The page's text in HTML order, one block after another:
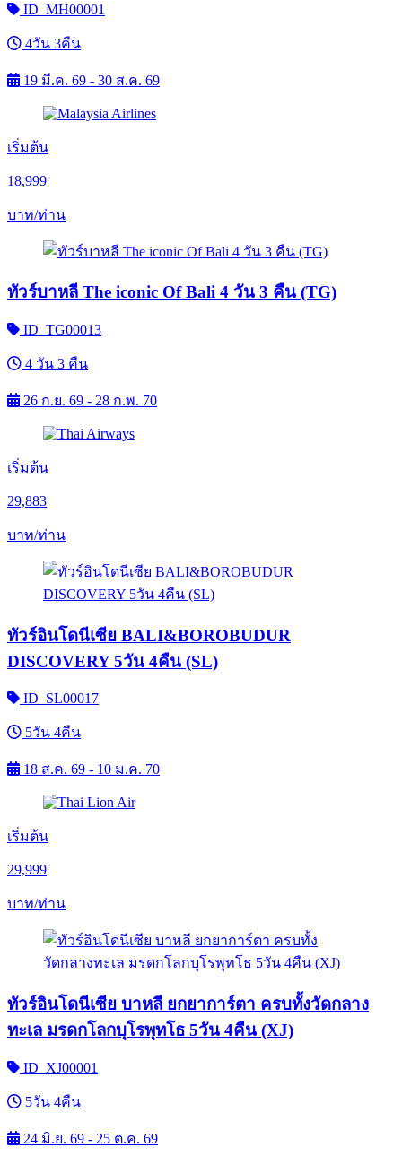
ID_MH00001
4วัน 3คืน
19 มี.ค. 69 - 30 ส.ค. 69
เริ่มต้น
18,999
บาท/ท่าน
ทัวร์บาหลี The iconic Of Bali 4 วัน 3 คืน (TG)
ID_TG00013
4 วัน 3 คืน
26 ก.ย. 69 - 28 ก.พ. 70
เริ่มต้น
29,883
บาท/ท่าน
ทัวร์อินโดนีเซีย BALI&BOROBUDUR
DISCOVERY 5วัน 4คืน (SL)
ID_SL00017
5วัน 4คืน
18 ส.ค. 69 - 10 ม.ค. 70
เริ่มต้น
29,999
บาท/ท่าน
ทัวร์อินโดนีเซีย บาหลี ยกยาการ์ตา ครบทั้งวัดกลาง
ทะเล มรดกโลกบุโรพุทโธ 5วัน 4คืน (XJ)
ID_XJ00001
5วัน 4คืน
24 มิ.ย. 69 - 25 ต.ค. 69